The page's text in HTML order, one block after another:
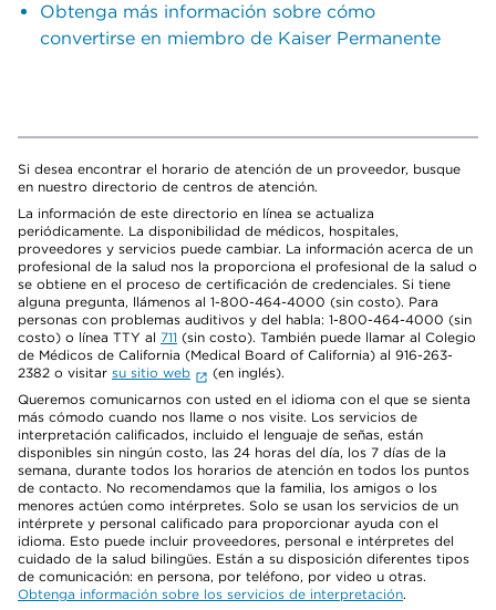
Obtenga más información sobre cómo
convertirse en miembro de Kaiser Permanente
Si desea encontrar el horario de atención de un proveedor, busque
en nuestro directorio de centros de atención.
La información de este directorio en línea se actualiza
periódicamente. La disponibilidad de médicos, hospitales,
proveedores y servicios puede cambiar. La información acerca de un
profesional de la salud nos la proporciona el profesional de la salud o
se obtiene en el proceso de certificación de credenciales. Si tiene
alguna pregunta, llámenos al 1-800-464-4000 (sin costo). Para
personas con problemas auditivos y del habla: 1-800-464-4000 (sin
costo) o línea TTY al 711 (sin costo). También puede llamar al Colegio
de Médicos de California (Medical Board of California) al 916-263-
2382 o visitar su sitio web
(en inglés).
Queremos comunicarnos con usted en el idioma con el que se sienta
más cómodo cuando nos llame o nos visite. Los servicios de
interpretación calificados, incluido el lenguaje de señas, están
disponibles sin ningún costo, las 24 horas del día, los 7 días de la
semana, durante todos los horarios de atención en todos los puntos
de contacto. No recomendamos que la familia, los amigos o los
menores actúen como intérpretes. Solo se usan los servicios de un
intérprete y personal calificado para proporcionar ayuda con el
idioma. Esto puede incluir proveedores, personal e intérpretes del
cuidado de la salud bilingües. Están a su disposición diferentes tipos
de comunicación: en persona, por teléfono, por video u otras.
Obtenga información sobre los servicios de interpretación.